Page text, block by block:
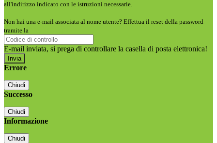
all'indirizzo indicato con le istruzioni necessarie.
Non hai una e-mail associata al nome utente? Effettua il reset della password
tramite la
E-mail inviata, si prega di controllare la casella di posta elettronica!
Errore
Chiudi
Successo
Chiudi
Informazione
Chiudi